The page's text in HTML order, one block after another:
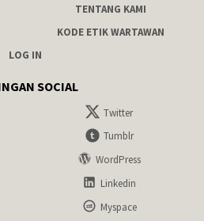
TENTANG KAMI
KODE ETIK WARTAWAN
LOG IN
SOCIAL
Twitter
Tumblr
WordPress
Linkedin
Myspace